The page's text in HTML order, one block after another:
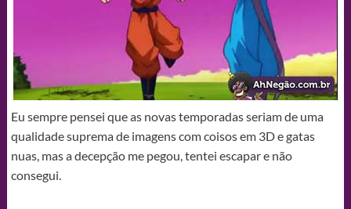
Eu sempre pensei que as novas temporadas seriam de uma
qualidade suprema de imagens com coisos em 3D e gatas
nuas, mas a decepção me pegou, tentei escapar e não
consegui.